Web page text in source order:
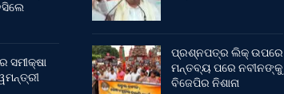
ସମୀକ୍ଷା
ପ୍ରଶ୍ନପତ୍ର ଲିକ୍ ଉପରେ
ମନ୍ତବ୍ୟ ପରେ ନବୀନଙ୍କୁ
ବିଜେପିର ନିଶାନା